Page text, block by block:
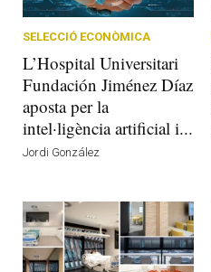
SELECCIÓ ECONÒMICA
L’Hospital Universitari
Fundación Jiménez Díaz
aposta per la
intel·ligència artificial i...
Jordi González